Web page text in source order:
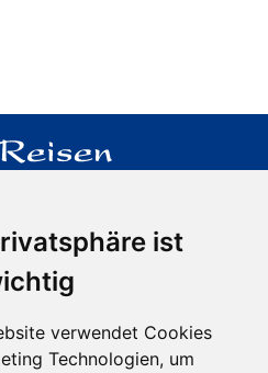
ist
verwendet Cookies
Technologien, um
& Co. KG